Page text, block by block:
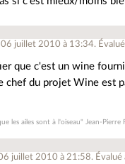
06 juillet 2010 à 13:34.
que c'est un wine
chef du projet Wine est
les ailes sont à l'oiseau" Jean-Pierre
juillet 2010 à 21:58. Évalué